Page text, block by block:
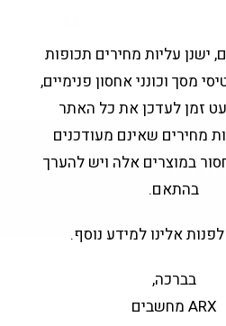
מחשבים וטאבלטים
ישנן עליות מחירים תכופות
מסך וכונני אחסון פנימיים,
זמן לעדכן את כל האתר
מחירים שאינם מעודכנים
במוצרים אלה ויש להערך
בהתאם.
אלינו למידע נוסף.
בברכה,
ARX מחשבים